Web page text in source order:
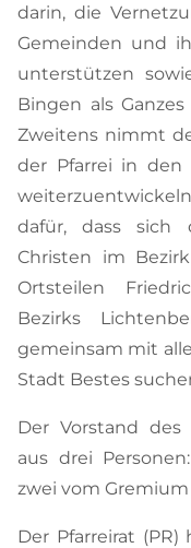
darin, die
Gemeinden und
unterstützen
Bingen als
Zweitens nimmt
der Pfarrei in den
dafür, dass sich
Christen im
Ortsteilen
Bezirks
gemeinsam mit
Stadt Bestes
Der Vorstand des
aus drei
zwei vom
Der Pfarreirat